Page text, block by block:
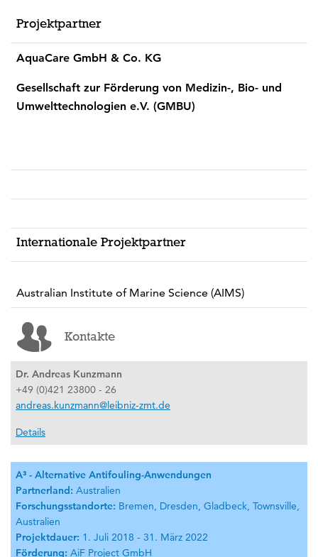
Projektpartner
AquaCare GmbH & Co. KG
Gesellschaft zur Förderung von Medizin-, Bio- und
Umwelttechnologien e.V. (GMBU)
Internationale Projektpartner
Australian Institute of Marine Science (AIMS)
Kontakte
Dr. Andreas Kunzmann
+49 (0)421 23800 - 26
andreas.kunzmann@leibniz-zmt.de
Details
A³ - Alternative Antifouling-Anwendungen
Partnerland: Australien
Forschungsstandorte: Bremen, Dresden, Gladbeck, Townsville,
Australien
Projektdauer: 1. Juli 2018 - 31. März 2022
Förderung: AiF Project GmbH